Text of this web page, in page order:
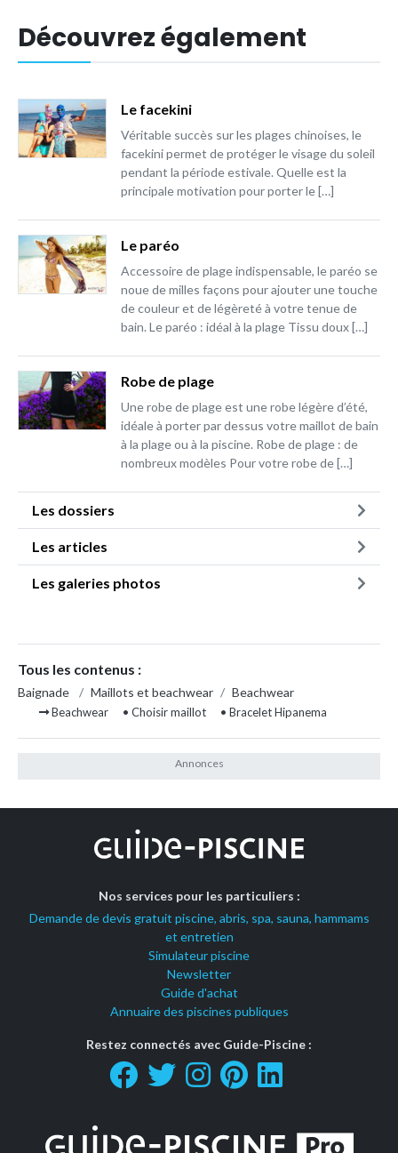
Découvrez également
Le facekini
Véritable succès sur les plages chinoises, le
facekini permet de protéger le visage du soleil
pendant la période estivale. Quelle est la
principale motivation pour porter le […]
Le paréo
Accessoire de plage indispensable, le paréo se
noue de milles façons pour ajouter une touche
de couleur et de légèreté à votre tenue de
bain. Le paréo : idéal à la plage Tissu doux […]
Robe de plage
Une robe de plage est une robe légère d’été,
idéale à porter par dessus votre maillot de bain
à la plage ou à la piscine. Robe de plage : de
nombreux modèles Pour votre robe de […]
Les dossiers
Les articles
Les galeries photos
Tous les contenus :
Baignade / Maillots et beachwear / Beachwear
Beachwear • Choisir maillot • Bracelet Hipanema
Nos services pour les particuliers :
Demande de devis gratuit piscine, abris, spa, sauna, hammams
et entretien
Simulateur piscine
Newsletter
Guide d'achat
Annuaire des piscines publiques
Restez connectés avec Guide-Piscine :